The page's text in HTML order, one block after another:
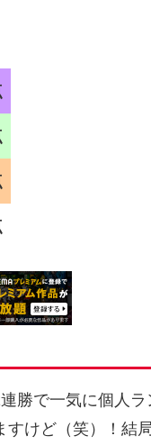
勝で一気に個人
けど（笑）！結